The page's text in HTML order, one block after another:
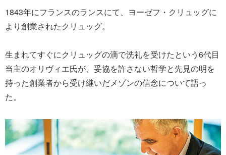
1843年にフランスのランスにて、ヨーゼフ・クリュッグに
より創業されたクリュッグ。
生まれてすぐにクリュッグの滴で洗礼を受けたという6代目
当主のオリヴィエ氏が、妥協を許さない哲学と先見の明を
持った創業者から受け継いだメゾンの信念について語っ
た。